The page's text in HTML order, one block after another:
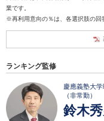
業です。
※再利用意向の％は、各選択肢の回
ランキング監修
慶應義塾大
（非常勤）
鈴木